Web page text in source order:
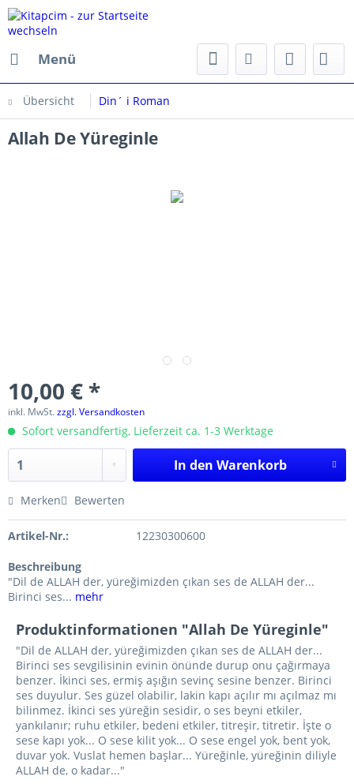
Menü
Übersicht Din´ i Roman
Allah De Yüreginle
10,00 € *
inkl. MwSt.zzgl. Versandkosten
Sofort versandfertig, Lieferzeit ca. 1-3 Werktage
In den Warenkorb
Merken Bewerten
Artikel-Nr.: 12230300600
Beschreibung
"Dil de ALLAH der, yüreğimizden çıkan ses de ALLAH der...
Birinci ses... mehr
Produktinformationen "Allah De Yüreginle"
"Dil de ALLAH der, yüreğimizden çıkan ses de ALLAH der...
Birinci ses sevgilisinin evinin önünde durup onu çağırmaya
benzer. İkinci ses, ermiş aşığın sevinç sesine benzer. Birinci
ses duyulur. Ses güzel olabilir, lakin kapı açılır mı açılmaz mı
bilinmez. İkinci ses yüreğin sesidir, o ses beyni etkiler,
yankılanır; ruhu etkiler, bedeni etkiler, titreşir, titretir. İşte o
sese kapı yok... O sese kilit yok... O sese engel yok, bent yok,
duvar yok. Vuslat hemen başlar... Yüreğinle, yüreğinin diliyle
ALLAH de, o kadar..."